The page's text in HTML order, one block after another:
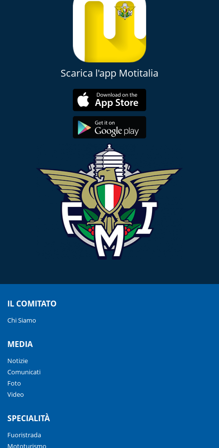
Scarica l'app Motitalia
IL COMITATO
Chi Siamo
MEDIA
Notizie
Comunicati
Foto
Video
SPECIALITÀ
Fuoristrada